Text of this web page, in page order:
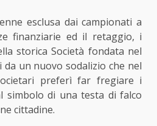
esclusa dai campionati a
finanziarie ed il retaggio, i
storica Società fondata nel
un nuovo sodalizio che nel
preferì far fregiare i
simbolo di una testa di falco
cittadine.